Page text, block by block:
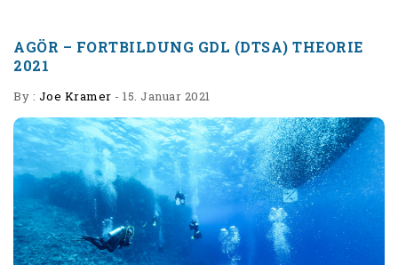
AGÖR – FORTBILDUNG GDL (DTSA) THEORIE
2021
By : Joe Kramer - 15. Januar 2021